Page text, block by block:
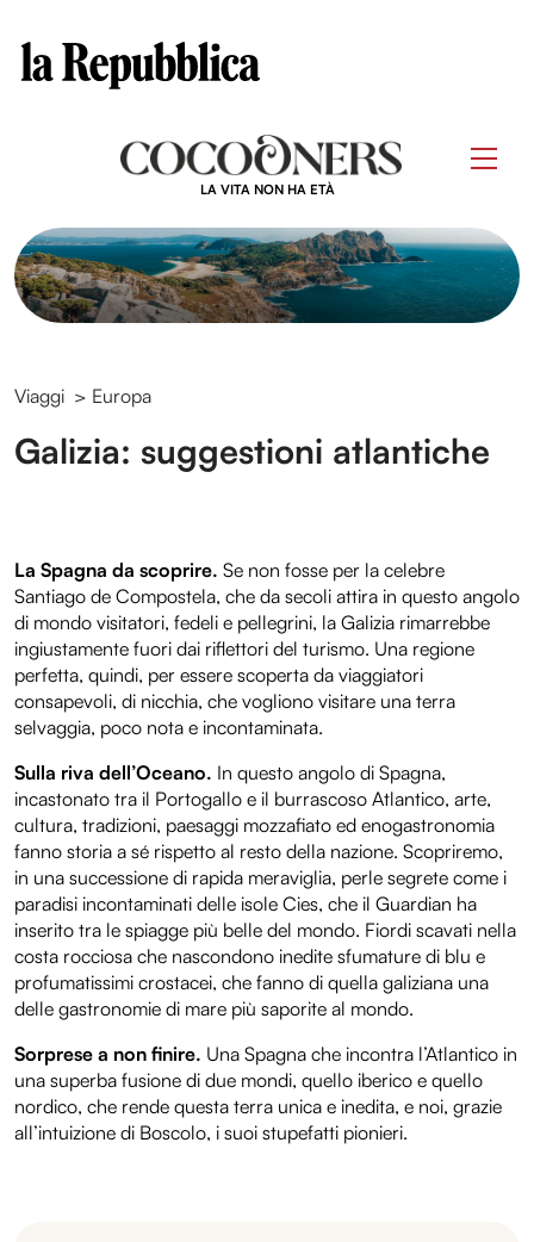
LA VITA NON HA ETÀ
Viaggi > Europa
Galizia: suggestioni atlantiche
La Spagna da scoprire. Se non fosse per la celebre
Santiago de Compostela, che da secoli attira in questo angolo
di mondo visitatori, fedeli e pellegrini, la Galizia rimarrebbe
ingiustamente fuori dai riflettori del turismo. Una regione
perfetta, quindi, per essere scoperta da viaggiatori
consapevoli, di nicchia, che vogliono visitare una terra
selvaggia, poco nota e incontaminata.
Sulla riva dell’Oceano. In questo angolo di Spagna,
incastonato tra il Portogallo e il burrascoso Atlantico, arte,
cultura, tradizioni, paesaggi mozzafiato ed enogastronomia
fanno storia a sé rispetto al resto della nazione. Scopriremo,
in una successione di rapida meraviglia, perle segrete come i
paradisi incontaminati delle isole Cies, che il Guardian ha
inserito tra le spiagge più belle del mondo. Fiordi scavati nella
costa rocciosa che nascondono inedite sfumature di blu e
profumatissimi crostacei, che fanno di quella galiziana una
delle gastronomie di mare più saporite al mondo.
Sorprese a non finire. Una Spagna che incontra l’Atlantico in
una superba fusione di due mondi, quello iberico e quello
nordico, che rende questa terra unica e inedita, e noi, grazie
all’intuizione di Boscolo, i suoi stupefatti pionieri.